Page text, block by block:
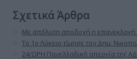
Σχετικά Άρθρα
Με απόλυτη αποδοχή η
Το 1ο Λύκειο τίμησε τον Δημ.
24/ΩΡΗ Πανελλαδική απεργία της